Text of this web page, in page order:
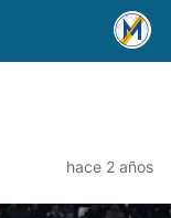
hace 2 años